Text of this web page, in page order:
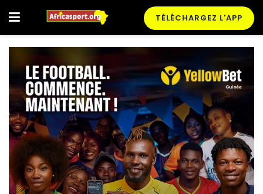
TÉLÉCHARGEZ L'APP